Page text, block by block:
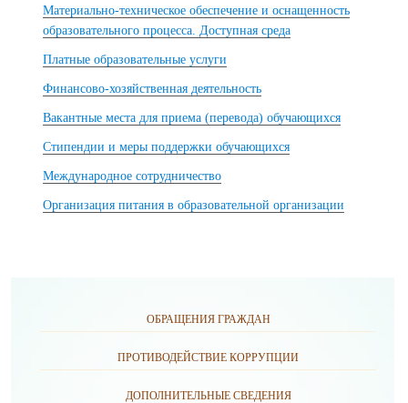
Материально-техническое обеспечение и оснащенность
образовательного процесса. Доступная среда
Платные образовательные услуги
Финансово-хозяйственная деятельность
Вакантные места для приема (перевода) обучающихся
Стипендии и меры поддержки обучающихся
Международное сотрудничество
Организация питания в образовательной организации
ОБРАЩЕНИЯ ГРАЖДАН
ПРОТИВОДЕЙСТВИЕ КОРРУПЦИИ
ДОПОЛНИТЕЛЬНЫЕ СВЕДЕНИЯ